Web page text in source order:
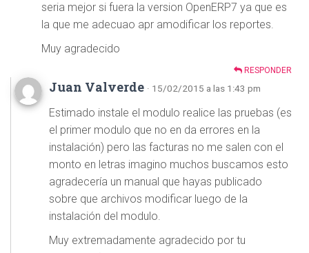
seria mejor si fuera la version OpenERP7 ya que es
la que me adecuao apr amodificar los reportes.
Muy agradecido
RESPONDER
Juan Valverde · 15/02/2015 a las 1:43 pm
Estimado instale el modulo realice las pruebas (es
el primer modulo que no en da errores en la
instalación) pero las facturas no me salen con el
monto en letras imagino muchos buscamos esto
agradecería un manual que hayas publicado
sobre que archivos modificar luego de la
instalación del modulo.
Muy extremadamente agradecido por tu